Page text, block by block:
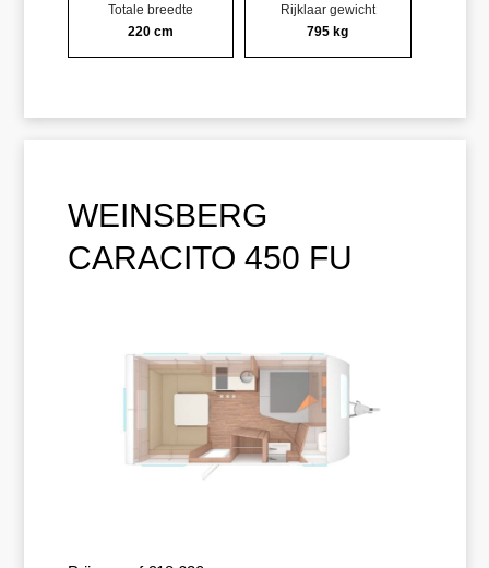
Totale breedte
220 cm
Rijklaar gewicht
795 kg
WEINSBERG
CARACITO 450 FU